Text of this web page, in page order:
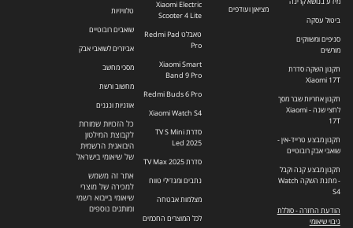
ביטול עסקה
סניפים ומשווקים
מורשים
תקנון השקה סדרת
Xiaomi 17T
תקנון אחריות שבר מסך
לחצי שנה - Xiaomi
17T
תקנון מבצע טרייד-אין -
שואבי אבק רובוטיים
תקנון מבצע קנה וקבל
- מתנת השקה Watch
S4
הודעת החזרה - סוללת
גיבוי שיאומי
מציאון ועודפים
Xiaomi Electric
Scooter 4 Lite
טאבלט Redmi Pad
Pro
Xiaomi Smart
Band 9 Pro
Redmi Buds 6 Pro
Xiaomi Watch S4
סדרת TV S Mini
Led 2025
סדרת TV Max 2025
נתבים ומגדילי טווח
מצלמות אבטחה
לכל המוצרים החכמים
טלוויזיות
שואבים רובוטיים
אביזרים לשואבי אבק
מסכי מחשב
מחשוב ורשת
אוזניות ונגנים
כל הזכויות שמורות
לקבוצת המילטון
היבואנית הרשמית
של שיאומי בישראל
אתר זה משמש
למכירה של מוצרי
שיאומי בייבוא רשמי
ומותגים נוספים